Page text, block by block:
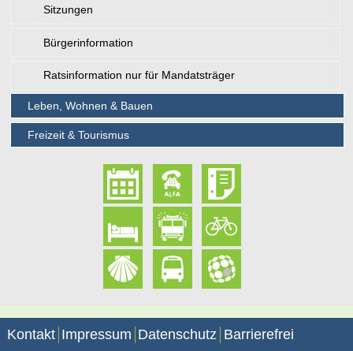
Sitzungen
Bürgerinformation
Ratsinformation nur für Mandatsträger
Leben, Wohnen & Bauen
Freizeit & Tourismus
Kontakt Impressum Datenschutz Barrierefrei